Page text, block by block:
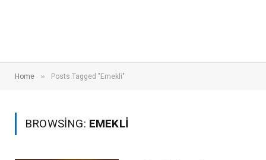
Home » Posts Tagged "Emekli"
BROWSING: EMEKLI